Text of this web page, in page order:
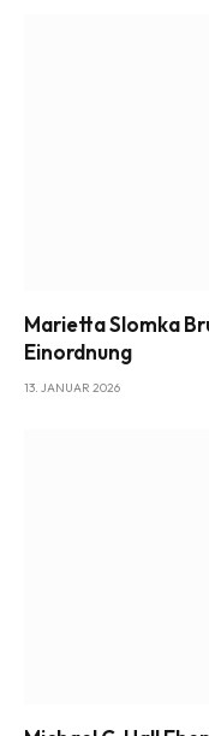
Marietta Slomka
Einordnung
13. JANUAR 2026